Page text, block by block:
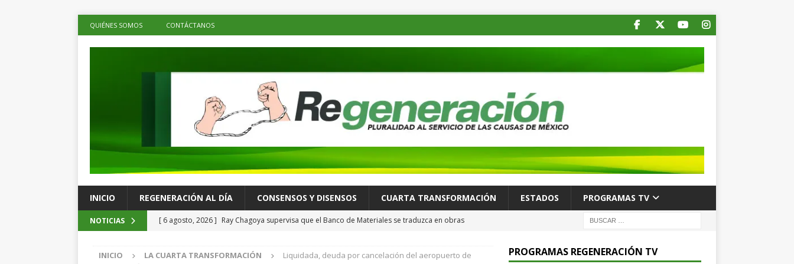
QUIÉNES SOMOS CONTÁCTANOS
INICIO REGENERACIÓN AL DÍA CONSENSOS Y DISENSOS CUARTA TRANSFORMACIÓN ESTADOS PROGRAMAS TV
NOTICIAS [ 6 agosto, 2026 ] Ray Chagoya supervisa que el Banco de Materiales se traduzca en obras
[ 6 agosto, 2026 ] Advierten posible desastre ambiental por derrame de petróleo de buque
INICIO LA CUARTA TRANSFORMACIÓN
Liquidada, deuda por cancelación del aeropuerto de
PROGRAMAS REGENERACIÓN TV